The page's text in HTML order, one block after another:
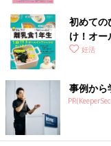
初めての
け！オー
妊活
事例から